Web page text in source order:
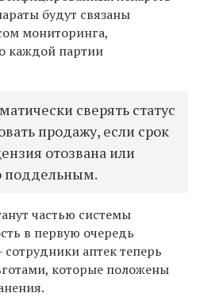
будут связаны
мониторинга,
каждой партии
сверять статус
продажу, если срок
отозвана или
поддельным.
частью системы
в первую очередь
аптек теперь
которые положены